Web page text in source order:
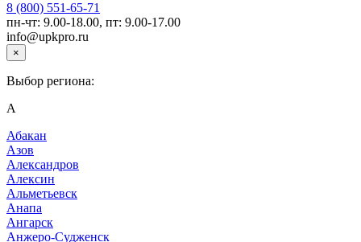
8 (800) 551-65-71
пн-чт: 9.00-18.00, пт: 9.00-17.00
info@upkpro.ru
×
Выбор региона:
А
Абакан
Азов
Александров
Алексин
Альметьевск
Анапа
Ангарск
Анжеро-Судженск